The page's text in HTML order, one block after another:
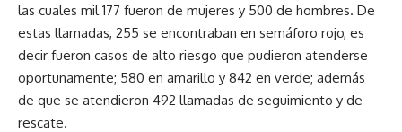
las cuales mil 177 fueron de mujeres y 500 de hombres. De
estas llamadas, 255 se encontraban en semáforo rojo, es
decir fueron casos de alto riesgo que pudieron atenderse
oportunamente; 580 en amarillo y 842 en verde; además
de que se atendieron 492 llamadas de seguimiento y de
rescate.